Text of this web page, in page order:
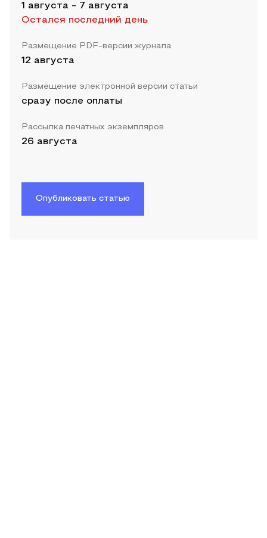
1 августа - 7 августа
Остался последний день
Размещение PDF-версии журнала
12 августа
Размещение электронной версии статьи
сразу после оплаты
Рассылка печатных экземпляров
26 августа
Опубликовать статью